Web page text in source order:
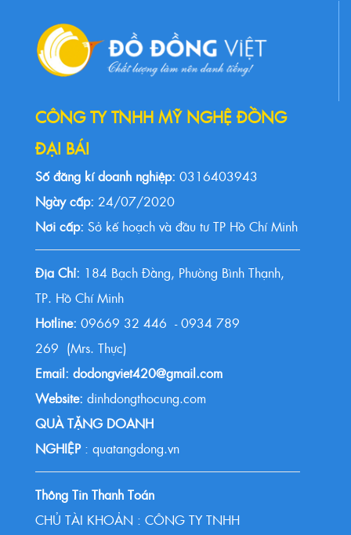
CÔNG TY TNHH MỸ NGHỆ ĐỒNG
ĐẠI BÁI
Số đăng kí doanh nghiệp: 0316403943
Ngày cấp: 24/07/2020
Nơi cấp: Sở kế hoạch và đầu tư TP Hồ Chí Minh
Địa Chỉ: 184 Bạch Đằng, Phường Bình Thạnh,
TP. Hồ Chí Minh
Hotline: 09669 32 446 - 0934 789
269 (Mrs. Thực)
Email: dodongviet420@gmail.com
Website: dinhdongthocung.com
QUÀ TẶNG DOANH
NGHIỆP : quatangdong.vn
Thông Tin Thanh Toán
CHỦ TÀI KHOẢN : CÔNG TY TNHH